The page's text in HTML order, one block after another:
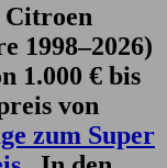
Citroen
1998–2026)
1.000 € bis
von
zum Super